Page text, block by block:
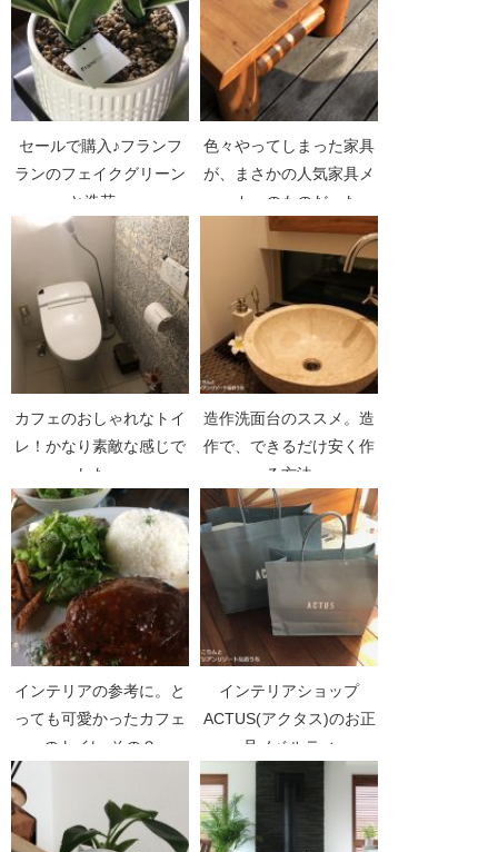
セールで購入♪フランフ
ランのフェイクグリーン
と造花。
色々やってしまった家具
が、まさかの人気家具メ
ーカーのものだった
カフェのおしゃれなトイ
レ！かなり素敵な感じで
した。
造作洗面台のススメ。造
作で、できるだけ安く作
る方法
インテリアの参考に。と
っても可愛かったカフェ
のトイレ その２
インテリアショップ
ACTUS(アクタス)のお正
月ノベルティ